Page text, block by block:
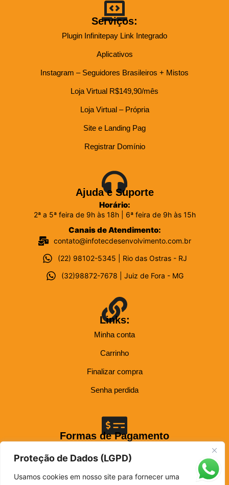
Proteção de Dados (LGPD)
Usamos cookies em nosso site para fornecer uma
Serviços:
Plugin Infinitepay Link Integrado
Aplicativos
Instagram – Seguidores Brasileiros + Mistos
Loja Virtual R$149,90/mês
Loja Virtual – Própria
Site e Landing Pag
Registrar Domínio
Ajuda e Suporte
Horário:
2ª a 5ª feira de 9h às 18h | 6ª feira de 9h às 15h
Canais de Atendimento:
contato@infotecdesenvolvimento.com.br
(22) 98102-5345 | Rio das Ostras - RJ
(32)98872-7678 | Juiz de Fora - MG
Links:
Minha conta
Carrinho
Finalizar compra
Senha perdida
Formas de Pagamento
Até 12x nos cartões: Visa, Mastercard, Elo, Hiper, Hipercard e American Express.